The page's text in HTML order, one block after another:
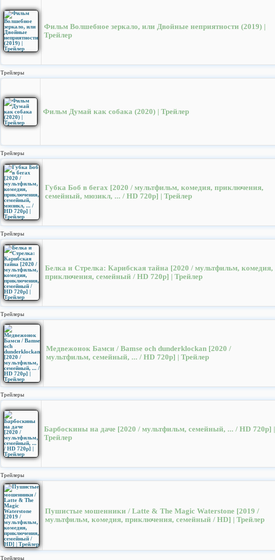
Фильм Волшебное зеркало, или Двойные неприятности (2019) |
Трейлер
Трейлеры
Фильм Думай как собака (2020) | Трейлер
Трейлеры
Губка Боб в бегах [2020 / мультфильм, комедия, приключения,
семейный, мюзикл, ... / HD 720p] | Трейлер
Трейлеры
Белка и Стрелка: Карибская тайна [2020 / мультфильм, комедия,
приключения, семейный / HD 720p] | Трейлер
Трейлеры
Медвежонок Бамси / Bamse och dunderklockan [2020 /
мультфильм, семейный, ... / HD 720p] | Трейлер
Трейлеры
Барбоскины на даче [2020 / мультфильм, семейный, ... / HD 720p] |
Трейлер
Трейлеры
Пушистые мошенники / Latte & The Magic Waterstone [2019 /
мультфильм, комедия, приключения, семейный / HD] | Трейлер
Трейлеры